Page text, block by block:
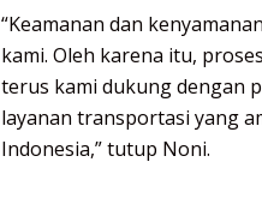
“Keamanan dan
kami. Oleh karena itu,
terus kami dukung dengan
layanan transportasi yang
Indonesia,” tutup Noni.